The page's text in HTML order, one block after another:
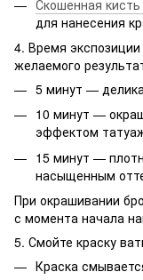
Скошенная
для нанесения
4. Время
желаемого
5 минут —
10 минут —
эффектом
15 минут —
насыщенным
При окрашивании
с момента начала
5. Смойте краску
Краска